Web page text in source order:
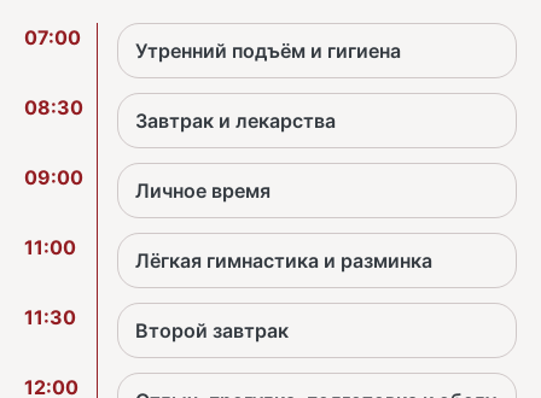
07:00
Утренний подъём и гигиена
08:30
Завтрак и лекарства
09:00
Личное время
11:00
Лёгкая гимнастика и разминка
11:30
Второй завтрак
12:00